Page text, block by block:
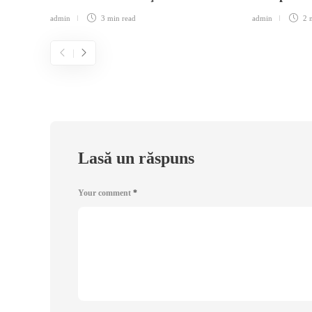
admin 3 min read admin 2
Lasă un răspuns
Your comment *